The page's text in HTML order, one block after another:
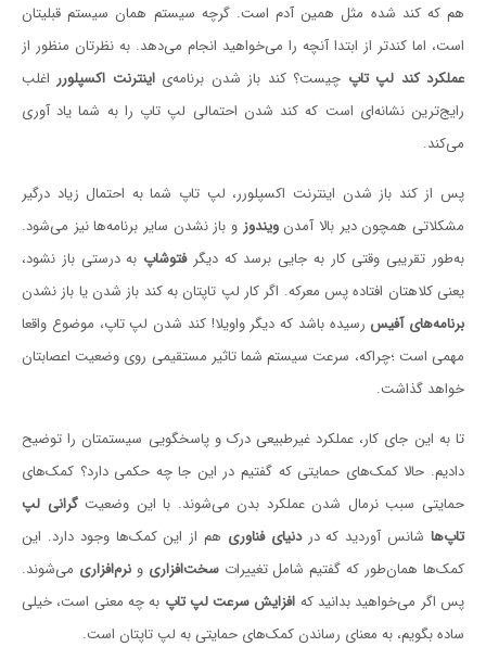
هم که کند شده مثل همین آدم است. گرچه سیستم همان سیستم قبلیتان
است، اما کندتر از ابتدا آنچه را می‌خواهید انجام می‌دهد. به نظرتان منظور از
عملکرد کند لپ تاپ چیست؟ کند باز شدن برنامه‌یاینترنت اکسپلورر اغلب
رایج‌ترین نشانه‌ای است که کند شدن احتمالی لپ تاپ را به شما یاد آوری
می‌کند.
پس از کند باز شدن اینترنت اکسپلورر، لپ تاپ شما به احتمال زیاد درگیر
مشکلاتی همچون دیر بالا آمدنویندوز و باز نشدن سایر برنامه‌ها نیز می‌شود.
به‌طور تقریبی وقتی کار به جایی برسد که دیگرفتوشاپ به درستی باز نشود،
یعنی کلاهتان افتاده پس معرکه. اگر کار لپ تاپتان به کند باز شدن یا باز نشدن
برنامه‌های آفیس رسیده باشد که دیگر واویلا! کند شدن لپ تاپ، موضوع واقعا
مهمی است ؛چراکه، سرعت سیستم شما تاثیر مستقیمی روی وضعیت اعصابتان
خواهد گذاشت.
تا به این جای کار، عملکرد غیرطبیعی درک و پاسخگویی سیستمتان را توضیح
دادیم. حالا کمک‌های حمایتی که گفتیم در این جا چه حکمی دارد؟ کمک‌های
حمایتی سبب نرمال شدن عملکرد بدن می‌شوند. با این وضعیتگرانی‌ لپ
تاپ‌هاشانس آوردید که دردنیای فناوری هم از این کمک‌ها وجود دارد. این
کمک‌ها همان‌طور که گفتیم شامل تغییراتسخت‌افزاری ونرم‌افزاری می‌شوند.
پس اگر می‌خواهید بدانید که افزایش سرعت لپ تاپ به چه معنی است، خیلی
ساده بگویم، به معنای رساندن کمک‌های حمایتی به لپ تاپتان است.